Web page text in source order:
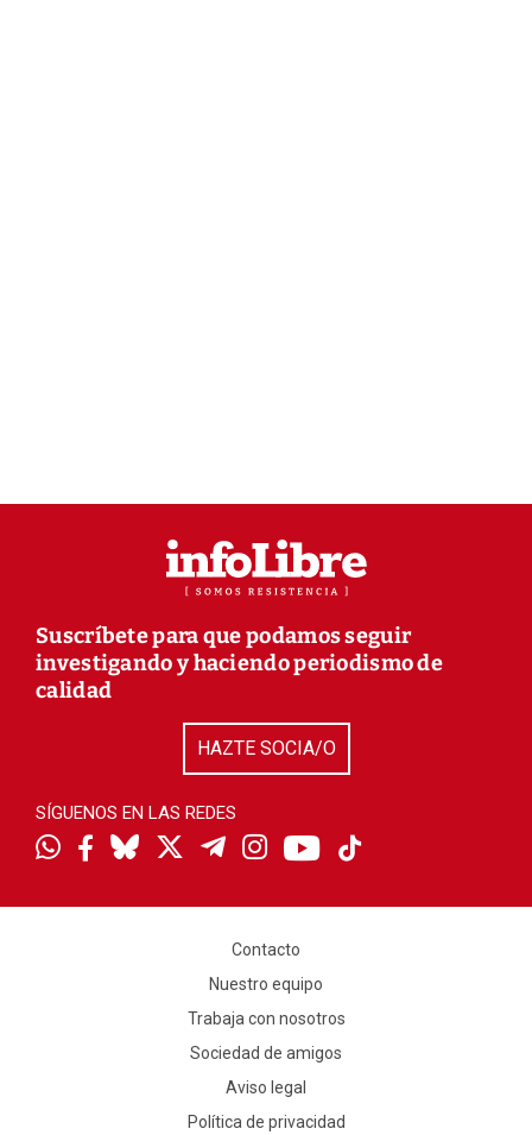
Suscríbete para que podamos seguir
investigando y haciendo periodismo de
calidad
HAZTE SOCIA/O
SÍGUENOS EN LAS REDES
Contacto
Nuestro equipo
Trabaja con nosotros
Sociedad de amigos
Aviso legal
Política de privacidad